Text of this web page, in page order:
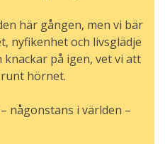
här gången, men vi bär
nyfikenhet och livsglädje
knackar på igen, vet vi att
hörnet.
någonstans i världen –